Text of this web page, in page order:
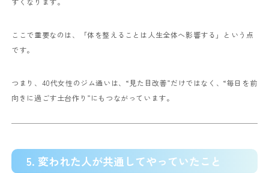
ここで重要なのは、「体を整えることは人生全体へ影響する」という点
です。
つまり、40代女性のジム通いは、“見た目改善”だけではなく、“毎日を前
向きに過ごす土台作り”にもつながっています。
5. 変われた人が共通してやっていたこと